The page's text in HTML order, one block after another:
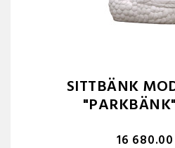
SITTBÄNK
16 680.00